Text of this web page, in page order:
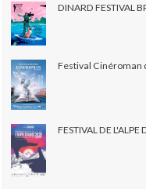
DINARD FESTIVAL
Festival Cinéroman
FESTIVAL DE